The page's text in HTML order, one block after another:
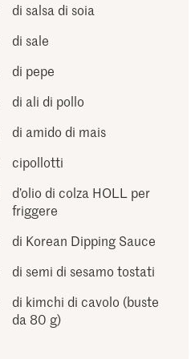
di salsa di soia
di sale
di pepe
di ali di pollo
di amido di mais
cipollotti
d’olio di colza HOLL per
friggere
di Korean Dipping Sauce
di semi di sesamo tostati
di kimchi di cavolo (buste
da 80 g)